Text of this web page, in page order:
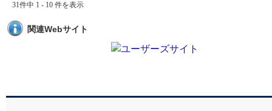
31件中 1 - 10 件を表示
関連Webサイト